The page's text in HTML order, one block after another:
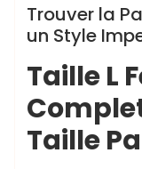
Trouver la
un Style
Taille L
Taille